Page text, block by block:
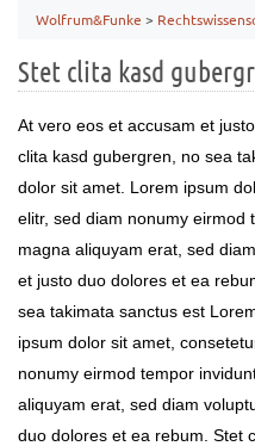
Wolfrum&Funke >
Stet clita kasd
At vero eos et accusam et
clita kasd gubergren, no sea
dolor sit amet. Lorem ipsum
elitr, sed diam nonumy eirmod
magna aliquyam erat, sed
et justo duo dolores et ea
sea takimata sanctus est
ipsum dolor sit amet,
nonumy eirmod tempor
aliquyam erat, sed diam
duo dolores et ea rebum. Stet